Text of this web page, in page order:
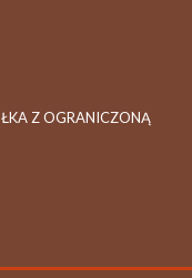
Z OGRANICZONĄ